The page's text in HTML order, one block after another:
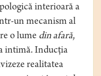
interioară a
un mecanism al
o lume din afară,
intimă. Inducția
realitatea